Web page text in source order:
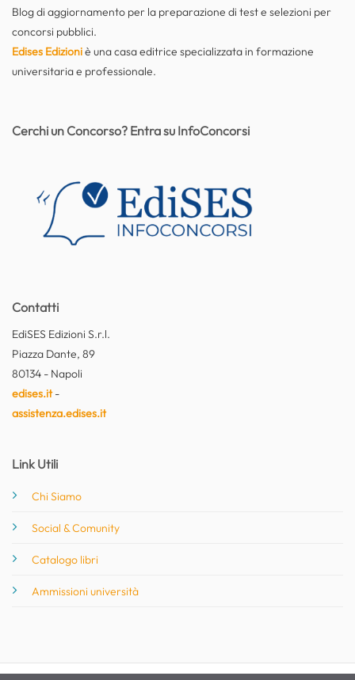
Blog di aggiornamento per la preparazione di test e selezioni per
concorsi pubblici.
Edises Edizioniè una casa editrice specializzata in formazione
universitaria e professionale.
Contatti
EdiSES Edizioni S.r.l.
Piazza Dante, 89
80134 - Napoli
edises.it-
assistenza.edises.it
Link Utili
Chi Siamo
Social & Comunity
Catalogo libri
Ammissioni università
Cerchi un Concorso? Entra su InfoConcorsi